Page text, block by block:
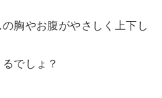
胸やお腹がやさしく上下し
でしょ？